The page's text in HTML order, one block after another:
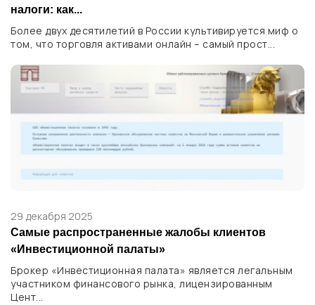
налоги: как...
Более двух десятилетий в России культивируется миф о
том, что торговля активами онлайн – самый прост...
29 декабря 2025
Самые распространенные жалобы клиентов
«Инвестиционной палаты»
Брокер «Инвестиционная палата» является легальным
участником финансового рынка, лицензированным
Цент...